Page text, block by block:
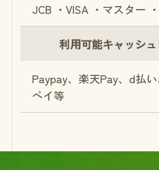
JCB ・VISA ・マスター
利用可能キャッシ
Paypay、楽天Pay、d払
ペイ等